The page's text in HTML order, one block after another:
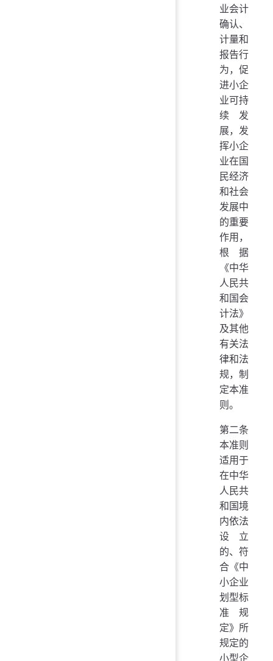
业会计
确认、
计量和
报告行
为，促
进小企
业可持
续发
展，发
挥小企
业在国
民经济
和社会
发展中
的重要
作用，
根据
《中华
人民共
和国会
计法》
及其他
有关法
律和法
规，制
定本准
则。
第二条
本准则
适用于
在中华
人民共
和国境
内依法
设立
的、符
合《中
小企业
划型标
准规
定》所
规定的
小型企